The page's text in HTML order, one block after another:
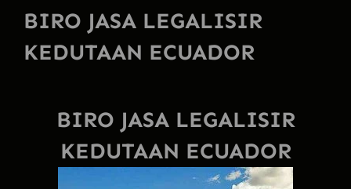
BIRO JASA LEGALISIR
KEDUTAAN ECUADOR
BIRO JASA LEGALISIR
KEDUTAAN ECUADOR